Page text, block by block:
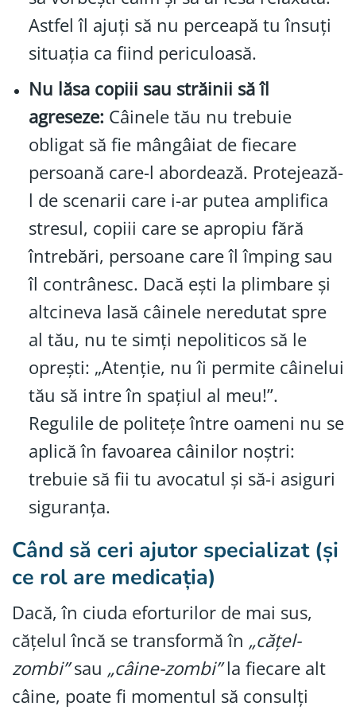
Astfel îl ajuți să nu perceapă tu însuți
situația ca fiind periculoasă.
Nu lăsa copiii sau străinii să îl
agreseze: Câinele tău nu trebuie
obligat să fie mângâiat de fiecare
persoană care-l abordează. Protejează-
l de scenarii care i-ar putea amplifica
stresul, copiii care se apropiu fără
întrebări, persoane care îl împing sau
îl contrânesc. Dacă ești la plimbare și
altcineva lasă câinele neredutat spre
al tău, nu te simți nepoliticos să le
oprești: „Atenție, nu îi permite câinelui
tău să intre în spațiul al meu!”.
Regulile de politețe între oameni nu se
aplică în favoarea câinilor noștri:
trebuie să fii tu avocatul și să-i asiguri
siguranța.
Când să ceri ajutor specializat (și
ce rol are medicația)
Dacă, în ciuda eforturilor de mai sus,
cățelul încă se transformă în „cățel-
zombi”sau „câine-zombi”la fiecare alt
câine, poate fi momentul să consulți